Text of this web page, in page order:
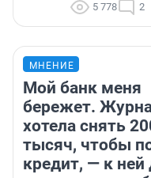
5 778 2
МНЕНИЕ
Мой банк меня
бережет.
хотела снять
тысяч, чтобы
кредит, — к